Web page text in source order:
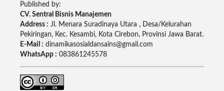
Published by:
CV. Sentral Bisnis Manajemen
Address : Jl. Menara Suradinaya Utara , Desa/Kelurahan
Pekiringan, Kec. Kesambi, Kota Cirebon, Provinsi Jawa Barat.
E-Mail : dinamikasosialdansains@gmail.com
WhatsApp : 083861245578